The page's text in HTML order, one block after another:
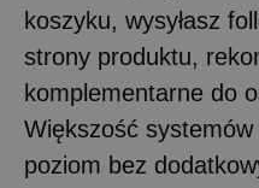
koszyku, wysyłasz
strony produktu,
komplementarne do
Większość
poziom bez